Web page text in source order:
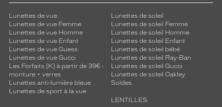
Lunettes de vue
Lunettes de vue Femme
Lunettes de vue Homme
Lunettes de vue Enfant
Lunettes de vue Guess
Lunettes de vue Gucci
Les Forfaits [K] à partir de 39€ -
monture + verres
Lunettes anti-lumière bleue
Lunettes de sport à la vue
Lunettes de soleil
Lunettes de soleil Femme
Lunettes de soleil Homme
Lunettes de soleil Enfant
Lunettes de soleil bébé
Lunettes de soleil Ray-Ban
Lunettes de soleil Gucci
Lunettes de soleil Oakley
Soldes
LENTILLES